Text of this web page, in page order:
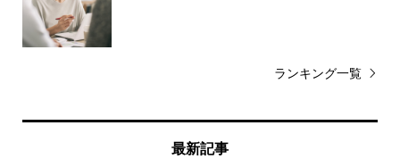
ランキング一覧
最新記事